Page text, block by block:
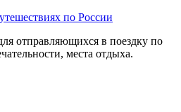
по России
отправляющихся в поездку по
места отдыха.